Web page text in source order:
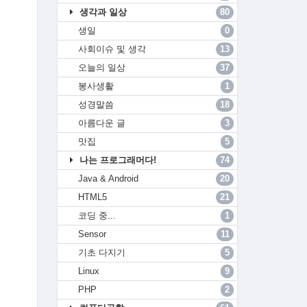
생각과 일상
80
생일
0
사회이슈 및 생각
13
오늘의 일상
37
봉사생활
1
성경말씀
18
아름다운 글
3
맛집
5
나는 프로그래머다!
74
Java & Android
20
HTML5
21
코딩 중...
1
Sensor
11
기초 다지기
5
Linux
9
PHP
2